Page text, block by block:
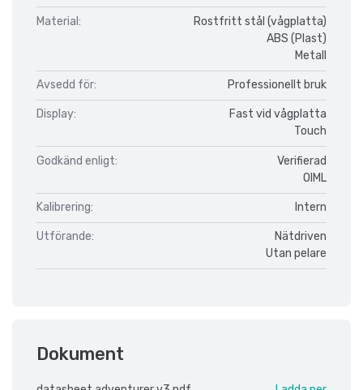
Material:
Rostfritt stål (vågplatta)
ABS (Plast)
Metall
Avsedd för: Professionellt bruk
Display:
Fast vid vågplatta
Touch
Godkänd enligt:
Verifierad
OIML
Kalibrering: Intern
Utförande:
Nätdriven
Utan pelare
Dokument